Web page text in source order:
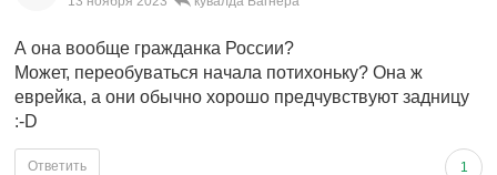
А она вообще гражданка России?
Может, переобуваться начала потихоньку? Она ж
еврейка, а они обычно хорошо предчувствуют задницу
:-D
1
Ответить